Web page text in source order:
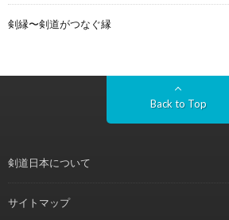
剣縁〜剣道がつなぐ縁
Back to Top
剣道日本について
サイトマップ